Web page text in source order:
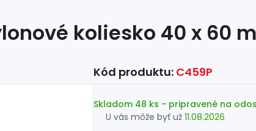
koliesko 40 x 60
Kód produktu: C459P
Skladom 48 ks - pripravené na
U vás môže byť už 11.08.2026